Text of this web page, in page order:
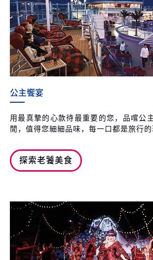
公主饗宴
用最真摯的心款待最重要的您，品嚐公
閒，值得您細細品味，每一口都是旅行的
探索老饕美食